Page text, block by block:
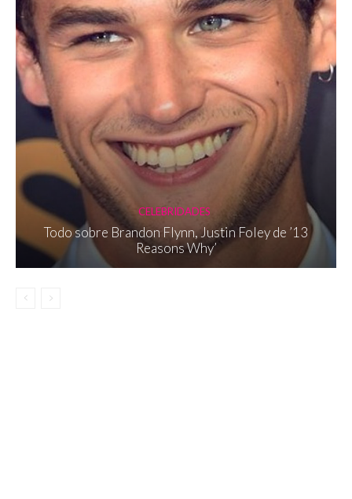
CELEBRIDADES
Todo sobre Brandon Flynn, Justin Foley de ’13
Reasons Why’